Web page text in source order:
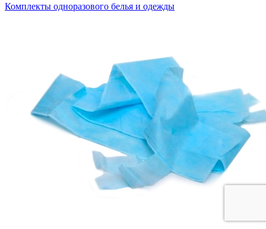
Комплекты одноразового белья и одежды